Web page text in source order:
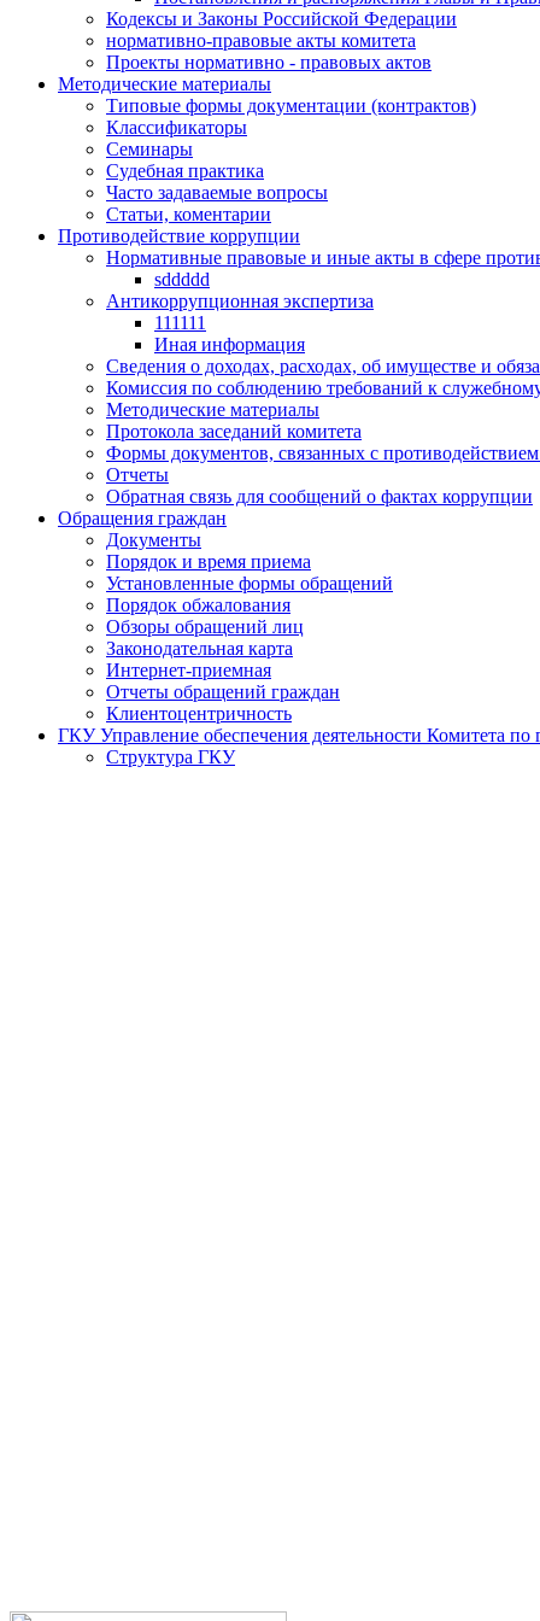
Кодексы и Законы Российской Федерации
нормативно-правовые акты комитета
Проекты нормативно - правовых актов
Методические материалы
Типовые формы документации (контрактов)
Классификаторы
Семинары
Судебная практика
Часто задаваемые вопросы
Статьи, коментарии
Противодействие коррупции
Нормативные правовые и иные акты в сфере
sddddd
Антикоррупционная экспертиза
111111
Иная информация
Сведения о доходах, расходах, об имуществе и
Комиссия по соблюдению требований к
Методические материалы
Протокола заседаний комитета
Формы документов, связанных с
Отчеты
Обратная связь для сообщений о фактах коррупции
Обращения граждан
Документы
Порядок и время приема
Установленные формы обращений
Порядок обжалования
Обзоры обращений лиц
Законодательная карта
Интернет-приемная
Отчеты обращений граждан
Клиентоцентричность
ГКУ Управление обеспечения деятельности Комитета по
Структура ГКУ